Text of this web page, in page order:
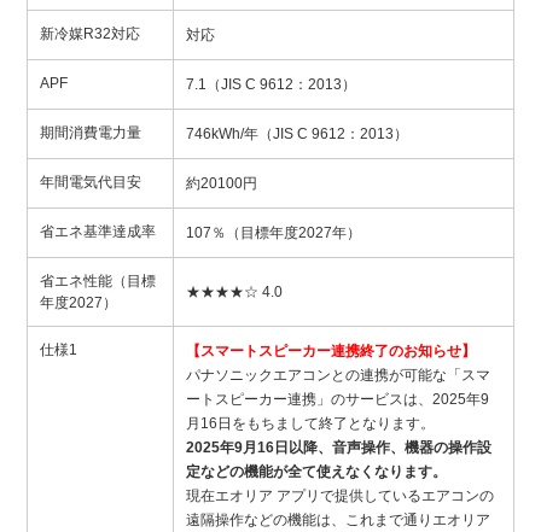
新冷媒R32対応 対応
APF 7.1（JIS C 9612：2013）
期間消費電力量 746kWh/年（JIS C 9612：2013）
年間電気代目安 約20100円
省エネ基準達成率 107％（目標年度2027年）
省エネ性能（目標
年度2027）
★★★★☆ 4.0
仕様1
【スマートスピーカー連携終了のお知らせ】
パナソニックエアコンとの連携が可能な「スマ
ートスピーカー連携」のサービスは、2025年9
月16日をもちまして終了となります。
2025年9月16日以降、音声操作、機器の操作設
定などの機能が全て使えなくなります。
現在エオリア アプリで提供しているエアコンの
遠隔操作などの機能は、これまで通りエオリア